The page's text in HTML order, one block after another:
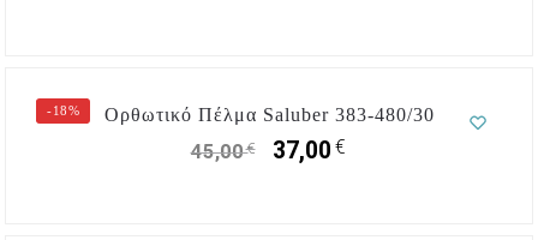
-18% Ορθωτικό Πέλμα Saluber 383-480/30
45,00€ 37,00€